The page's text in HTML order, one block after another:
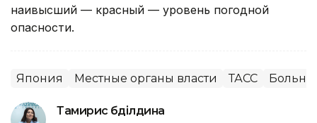
наивысший — красный — уровень погодной
опасности.
Япония Местные органы власти ТАСС
Тамирис Әбділдина